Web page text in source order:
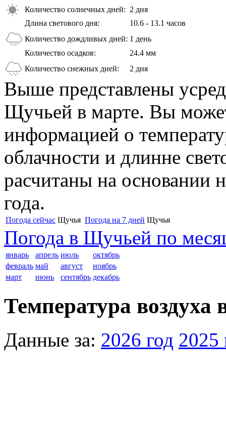
Количество солнечных дней: 2 дня
Длина светового дня:
10.6 - 13.1 часов
Количество дождливых дней: 1 день
Количество осадков:
24.4 мм
Количество снежных дней:
2 дня
Выше представлены
Щучьей в марте. Вы
информацией о
облачности и длинне
расчитаны на основании
года.
Погода сейчас Щучья Погода на 7 дней Щучья
Погода в Щучьей по
январь апрель июль
октябрь
февраль май август
ноябрь
март
июнь сентябрь декабрь
Температура воздуха
Данные за: 2026 год 2025